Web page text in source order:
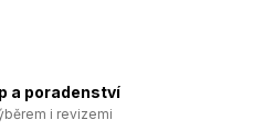
a poradenství
i revizemi